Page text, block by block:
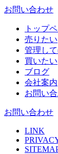
お問い合わせ
トップ
売りたい
管理し
買いたい
ブログ
会社案内
お問い
お問い合わせ
LINK